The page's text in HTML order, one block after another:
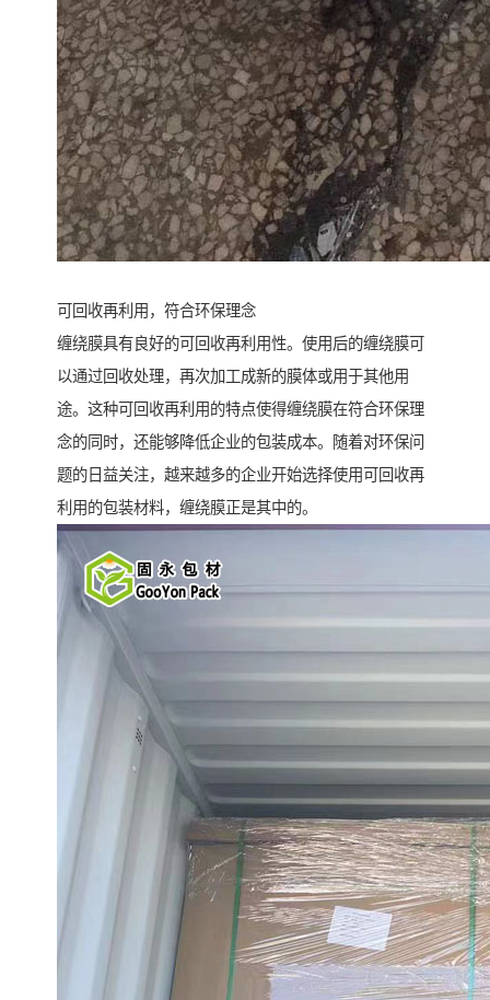
可回收再利用，符合环保理念
缠绕膜具有良好的可回收再利用性。使用后的缠绕膜可
以通过回收处理，再次加工成新的膜体或用于其他用
途。这种可回收再利用的特点使得缠绕膜在符合环保理
念的同时，还能够降低企业的包装成本。随着对环保问
题的日益关注，越来越多的企业开始选择使用可回收再
利用的包装材料，缠绕膜正是其中的。